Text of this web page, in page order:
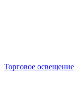
Торговое освещение